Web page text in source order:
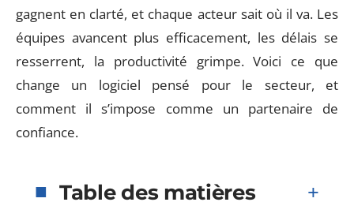
gagnent en clarté, et chaque acteur sait où il va. Les
équipes avancent plus efficacement, les délais se
resserrent, la productivité grimpe. Voici ce que
change un logiciel pensé pour le secteur, et
comment il s’impose comme un partenaire de
confiance.
Table des matières